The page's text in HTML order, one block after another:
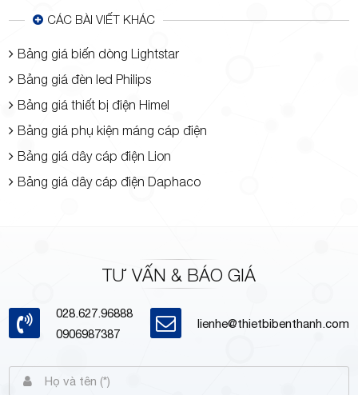
CÁC BÀI VIẾT KHÁC
Bảng giá biến dòng Lightstar
Bảng giá đèn led Philips
Bảng giá thiết bị điện Himel
Bảng giá phụ kiện máng cáp điện
Bảng giá dây cáp điện Lion
Bảng giá dây cáp điện Daphaco
TƯ VẤN & BÁO GIÁ
028.627.96888
0906987387
lienhe@thietbibenthanh.com